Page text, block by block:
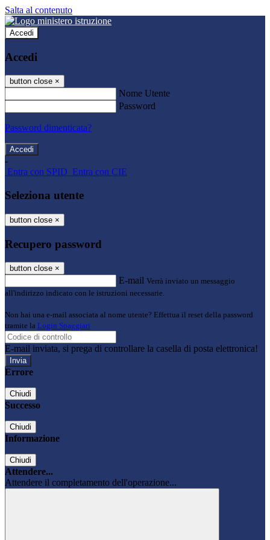
Salta al contenuto
Accedi
Accedi
button close ×
Nome Utente
Password
Password dimenticata?
-
Entra con SPID Entra con CIE
Seleziona utente
button close ×
Recupero password
button close ×
E-mail Verrà inviato un messaggio
all'indirizzo indicato con le istruzioni necessarie.
Non hai una e-mail associata al nome utente? Effettua il reset della password
tramite la Login Spaggiari
E-mail inviata, si prega di controllare la casella di posta elettronica!
Errore
Chiudi
Successo
Chiudi
Informazione
Chiudi
Attendere...
Attendere il completamento dell'operazione...